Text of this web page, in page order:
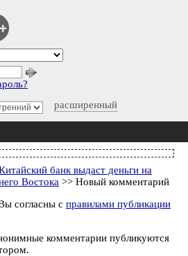
расширенный
банк выдаст деньги на
Востока >> Новый комментарий
согласны с правилами публикации
комментарии публикуются